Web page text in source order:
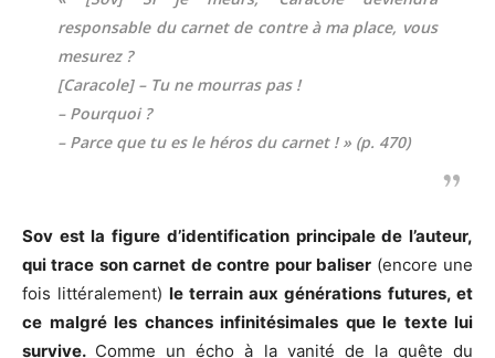
responsable du carnet de contre à ma place, vous
mesurez ?
[Caracole] – Tu ne mourras pas !
– Pourquoi ?
– Parce que tu es le héros du carnet ! » (p. 470)
Sov est la figure d’identification principale de l’auteur,
qui trace son carnet de contre pour baliser (encore une
fois littéralement) le terrain aux générations futures, et
ce malgré les chances infinitésimales que le texte lui
survive. Comme un écho à la vanité de la quête du